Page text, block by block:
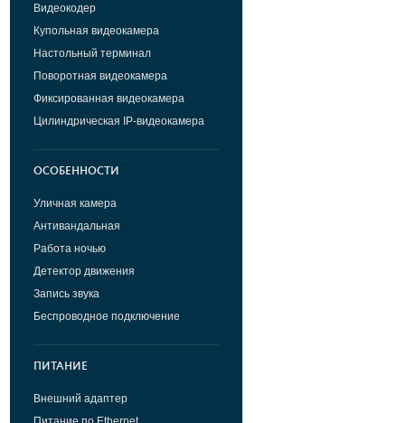
Видеокодер
Купольная видеокамера
Настольный терминал
Поворотная видеокамера
Фиксированная видеокамера
Цилиндрическая IP-видеокамера
ОСОБЕННОСТИ
Уличная камера
Антивандальная
Работа ночью
Детектор движения
Запись звука
Беспроводное подключение
ПИТАНИЕ
Внешний адаптер